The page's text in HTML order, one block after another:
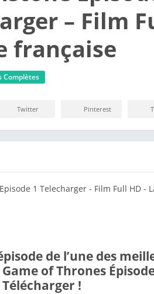
– Film
française
Complètes
Twitter Pinterest
de l’une des
of Thrones
Télécharger !